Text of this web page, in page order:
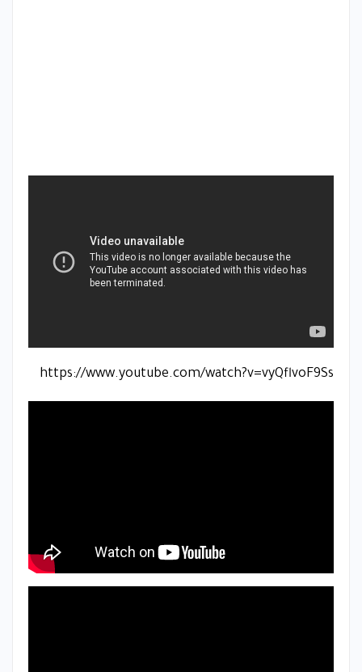
https://www.youtube.com/watch?v=vyQflvoF9Ss